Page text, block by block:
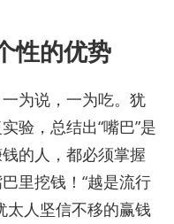
性的优势
为说，一为吃。犹
验，总结出“嘴巴”是
的人，都必须掌握
里挖钱！“越是流行
太人坚信不移的赢钱